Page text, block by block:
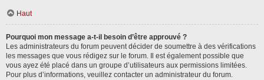
Haut
Pourquoi mon message a-t-il besoin d’être approuvé ?
Les administrateurs du forum peuvent décider de soumettre à des vérifications
les messages que vous rédigez sur le forum. Il est également possible que
vous ayez été placé dans un groupe d’utilisateurs aux permissions limitées.
Pour plus d’informations, veuillez contacter un administrateur du forum.